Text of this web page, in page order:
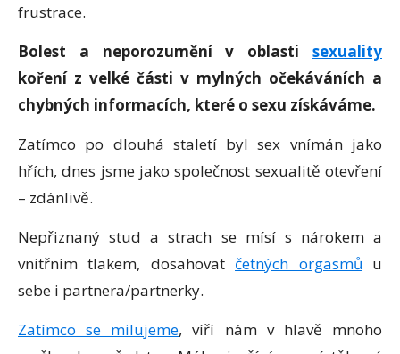
frustrace.
Bolest a neporozumění v oblasti sexuality
koření z velké části v mylných očekáváních a
chybných informacích, které o sexu získáváme.
Zatímco po dlouhá staletí byl sex vnímán jako
hřích, dnes jsme jako společnost sexualitě otevření
– zdánlivě.
Nepřiznaný stud a strach se mísí s nárokem a
vnitřním tlakem, dosahovat četných orgasmů u
sebe i partnera/partnerky.
Zatímco se milujeme, víří nám v hlavě mnoho